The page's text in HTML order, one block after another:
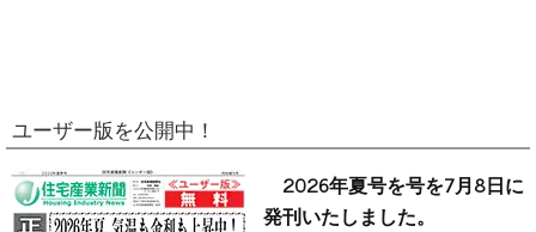
ユーザー版を公開中！
2026年夏号を号を7月8日に
発刊いたしました。